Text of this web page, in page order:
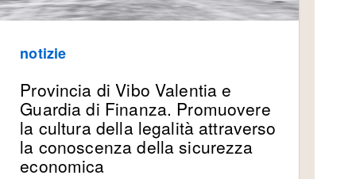
notizie
Provincia di Vibo Valentia e
Guardia di Finanza. Promuovere
la cultura della legalità attraverso
la conoscenza della sicurezza
economica